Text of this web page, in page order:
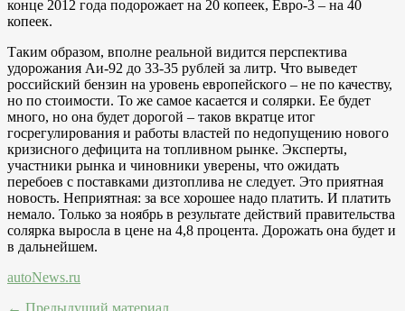
конце 2012 года подорожает на 20 копеек, Евро-3 – на 40
копеек.
Таким образом, вполне реальной видится перспектива
удорожания Аи-92 до 33-35 рублей за литр. Что выведет
российский бензин на уровень европейского – не по качеству,
но по стоимости. То же самое касается и солярки. Ее будет
много, но она будет дорогой – таков вкратце итог
госрегулирования и работы властей по недопущению нового
кризисного дефицита на топливном рынке. Эксперты,
участники рынка и чиновники уверены, что ожидать
перебоев с поставками дизтоплива не следует. Это приятная
новость. Неприятная: за все хорошее надо платить. И платить
немало. Только за ноябрь в результате действий правительства
солярка выросла в цене на 4,8 процента. Дорожать она будет и
в дальнейшем.
autoNews.ru
← Предыдущий материал